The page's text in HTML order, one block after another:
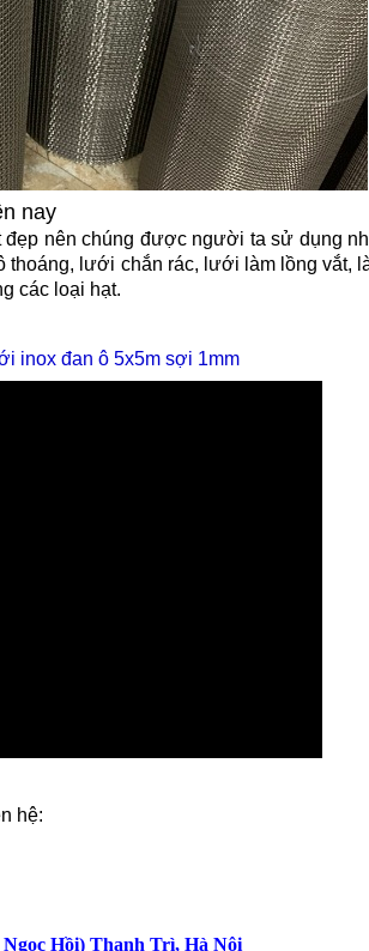
nay
nên chúng được người ta sử dụng
lưới chắn rác, lưới làm lồng vắt,
các loại hạt.
inox đan ô 5x5m sợi 1mm
hệ:
Hồi) Thanh Trì, Hà Nội